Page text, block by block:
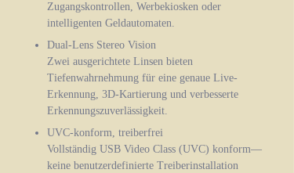
Zugangskontrollen, Werbekiosken oder
intelligenten Geldautomaten.
Dual‑Lens Stereo Vision
Zwei ausgerichtete Linsen bieten
Tiefenwahrnehmung für eine genaue Live-
Erkennung, 3D-Kartierung und verbesserte
Erkennungszuverlässigkeit.
UVC-konform, treiberfrei
Vollständig USB Video Class (UVC) konform—
keine benutzerdefinierte Treiberinstallation